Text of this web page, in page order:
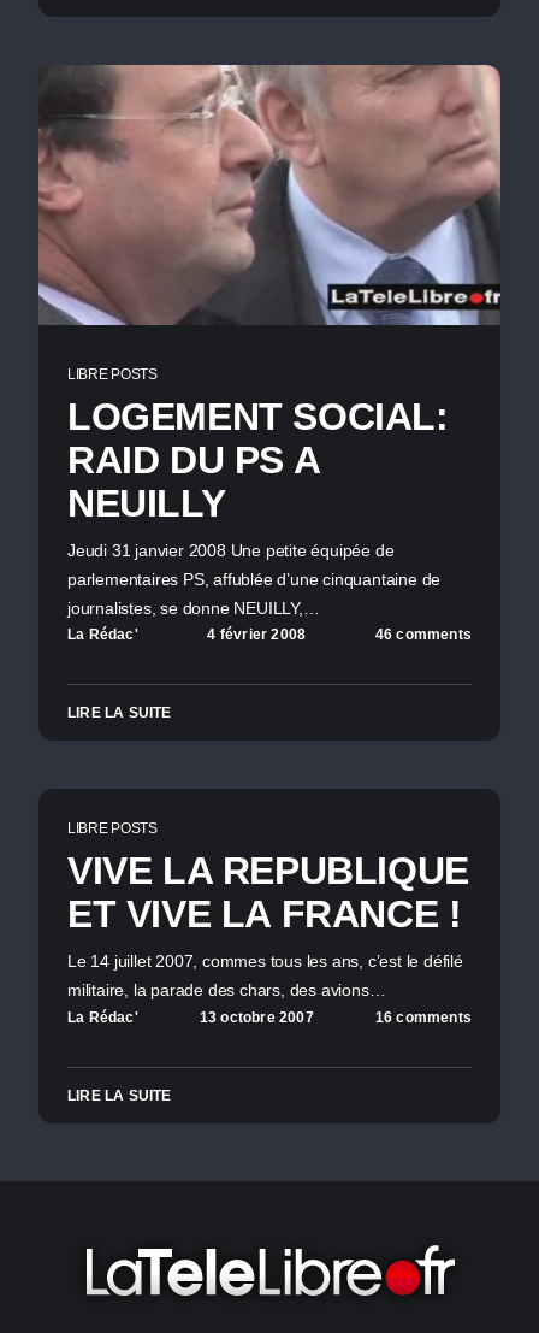
LIBRE POSTS
LOGEMENT SOCIAL:
RAID DU PS A
NEUILLY
Jeudi 31 janvier 2008 Une petite équipée de
parlementaires PS, affublée d’une cinquantaine de
journalistes, se donne NEUILLY,…
La Rédac' 4 février 2008 46 comments
LIRE LA SUITE
LIBRE POSTS
VIVE LA REPUBLIQUE
ET VIVE LA FRANCE !
Le 14 juillet 2007, commes tous les ans, c’est le défilé
militaire, la parade des chars, des avions…
La Rédac' 13 octobre 2007 16 comments
LIRE LA SUITE